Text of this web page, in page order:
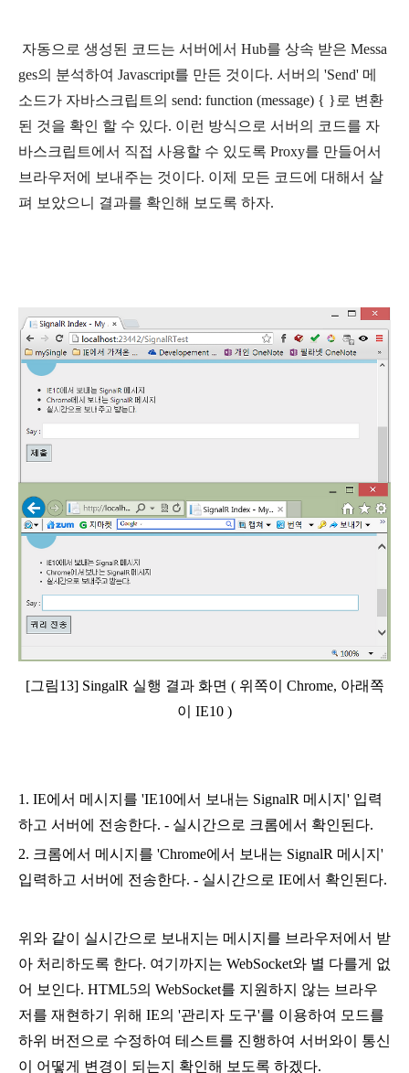
자동으로 생성된 코드는 서버에서 Hub를 상속 받은 Messa
ges의 분석하여 Javascript를 만든 것이다. 서버의 'Send' 메
소드가 자바스크립트의 send: function (message) { }로 변환
된 것을 확인 할 수 있다. 이런 방식으로 서버의 코드를 자
바스크립트에서 직접 사용할 수 있도록 Proxy를 만들어서
브라우저에 보내주는 것이다. 이제 모든 코드에 대해서 살
펴 보았으니 결과를 확인해 보도록 하자.
[그림13] SingalR 실행 결과 화면 ( 위쪽이 Chrome, 아래쪽
이 IE10 )
1. IE에서 메시지를 'IE10에서 보내는 SignalR 메시지' 입력
하고 서버에 전송한다. - 실시간으로 크롬에서 확인된다.
2. 크롬에서 메시지를 'Chrome에서 보내는
입력하고 서버에 전송한다. - 실시간으로 IE에서 확인된다.
위와 같이 실시간으로 보내지는 메시지를 브라우저에서 받
아 처리하도록 한다. 여기까지는 WebSocket와 별 다를게 없
어 보인다. HTML5의 WebSocket를 지원하지 않는 브라우
저를 재현하기 위해 IE의 '관리자 도구'를 이용하여 모드를
하위 버전으로 수정하여 테스트를 진행하여 서버와이 통신
이 어떻게 변경이 되는지 확인해 보도록 하겠다.